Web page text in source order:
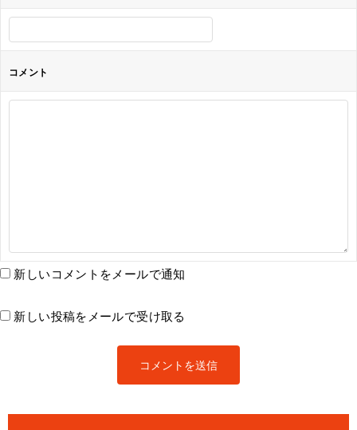
コメント
新しいコメントをメールで通知
新しい投稿をメールで受け取る